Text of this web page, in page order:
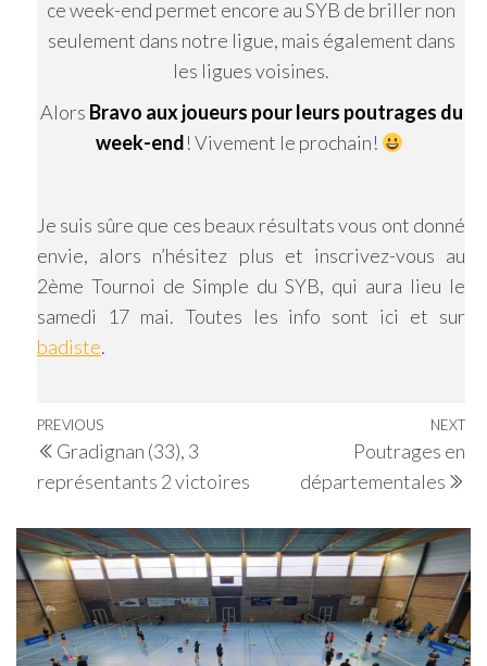
ce week-end permet encore au SYB de briller non
seulement dans notre ligue, mais également dans
les ligues voisines.
Alors Bravo aux joueurs pour leurs poutrages du
week-end! Vivement le prochain!
Je suis sûre que ces beaux résultats vous ont donné
envie, alors n’hésitez plus et inscrivez-vous au
2ème Tournoi de Simple du SYB, qui aura lieu le
samedi 17 mai. Toutes les info sont ici et sur
badiste.
Navigation
de
l’article
Previous
Post
PREVIOUS
Gradignan (33), 3
représentants 2 victoires
NEXT
Poutrages en
départementales